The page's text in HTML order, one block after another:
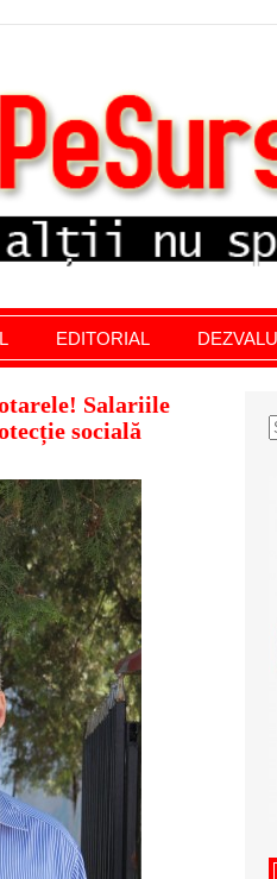
economic, editoriale
EDITORIAL
Salariile
socială